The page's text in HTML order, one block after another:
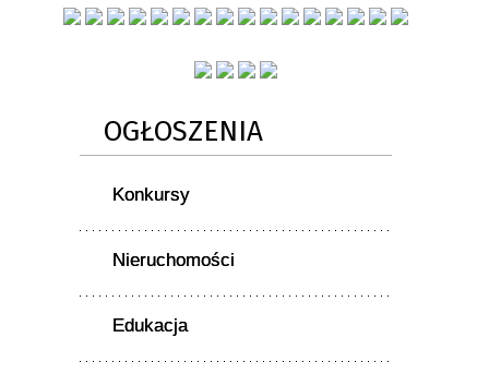
OGŁOSZENIA
Konkursy
Nieruchomości
Edukacja